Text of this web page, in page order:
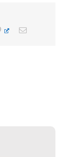
PinterestE-